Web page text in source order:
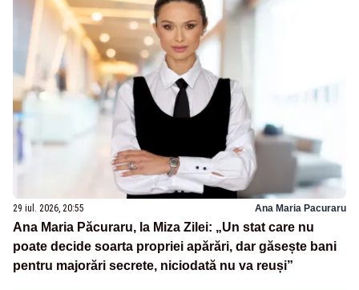
29 iul. 2026, 20:55 Ana Maria Pacuraru
Ana Maria Păcuraru, la Miza Zilei: „Un stat care nu
poate decide soarta propriei apărări, dar găsește bani
pentru majorări secrete, niciodată nu va reuși”